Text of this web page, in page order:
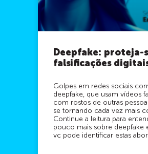
Deepfake: proteja-
falsificações
Golpes em redes sociais
deepfake, que usam vídeos
com rostos de outras
se tornando cada vez mais
Continue a leitura para
pouco mais sobre deepfake
vc pode identificar estas